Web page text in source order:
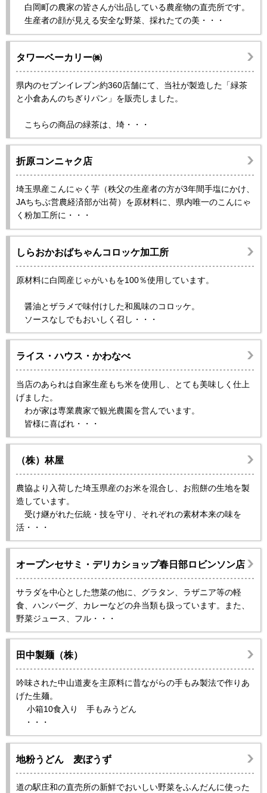
白岡町の農家の皆さんが出品している農産物の直売所です。
生産者の顔が見える安全な野菜、採れたての美・・・
タワーベーカリー㈱
県内のセブンイレブン約360店舗にて、当社が製造した「緑茶
と小倉あんのちぎりパン」を販売しました。
こちらの商品の緑茶は、埼・・・
折原コンニャク店
埼玉県産こんにゃく芋（秩父の生産者の方が3年間手塩にかけ、
JAちちぶ営農経済部が出荷）を原材料に、県内唯一のこんにゃ
く粉加工所に・・・
しらおかおばちゃんコロッケ加工所
原材料に白岡産じゃがいもを100％使用しています。
醤油とザラメで味付けした和風味のコロッケ。
ソースなしでもおいしく召し・・・
ライス・ハウス・かわなべ
当店のあられは自家生産もち米を使用し、とても美味しく仕上
げました。
わが家は専業農家で観光農園を営んでいます。
皆様に喜ばれ・・・
（株）林屋
農協より入荷した埼玉県産のお米を混合し、お煎餅の生地を製
造しています。
受け継がれた伝統・技を守り、それぞれの素材本来の味を
活・・・
オープンセサミ・デリカショップ春日部ロビンソン店
サラダを中心とした惣菜の他に、グラタン、ラザニア等の軽
食、ハンバーグ、カレーなどの弁当類も扱っています。また、
野菜ジュース、フル・・・
田中製麺（株）
吟味された中山道麦を主原料に昔ながらの手もみ製法で作りあ
げた生麺。
小箱10食入り 手もみうどん
・・・
地粉うどん 麦ぼうず
道の駅庄和の直売所の新鮮でおいしい野菜をふんだんに使った